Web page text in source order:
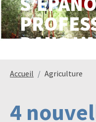
DANS
Accueil Agriculture
4